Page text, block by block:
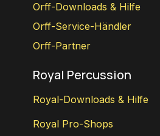
Orff-Downloads & Hilfe
Orff-Service-Händler
Orff-Partner
Royal Percussion
Royal-Downloads & Hilfe
Royal Pro-Shops